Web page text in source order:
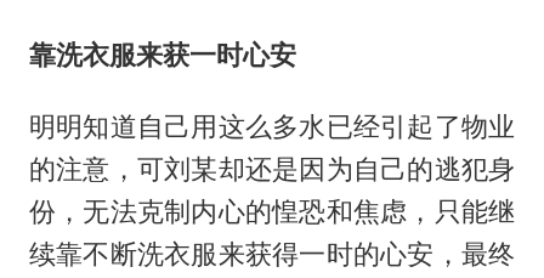
靠洗衣服来获一时心安
明明知道自己用这么多水已经引起了物业
的注意，可刘某却还是因为自己的逃犯身
份，无法克制内心的惶恐和焦虑，只能继
续靠不断洗衣服来获得一时的心安，最终